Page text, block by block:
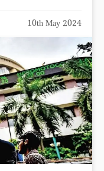
10th May 2024